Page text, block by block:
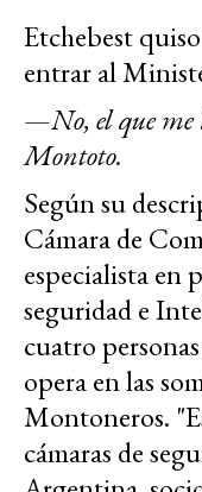
Etchebest
entrar al
—No, el que
Montoto.
Según su
Cámara de
especialista en
seguridad e
cuatro
opera en las
Montoneros.
cámaras de